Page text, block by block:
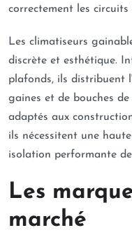
correctement les
Les climatiseurs
discrète et esthétique.
plafonds, ils distribuent
gaines et de bouches
adaptés aux
ils nécessitent une
isolation performante
Les
marché